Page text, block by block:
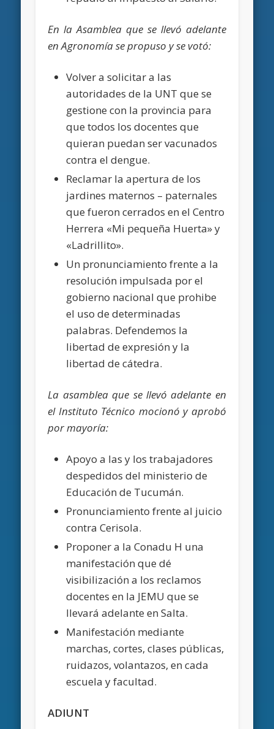
En la Asamblea que se llevó adelante
en Agronomía se propuso y se votó:
Volver a solicitar a las
autoridades de la UNT que se
gestione con la provincia para
que todos los docentes que
quieran puedan ser vacunados
contra el dengue.
Reclamar la apertura de los
jardines maternos – paternales
que fueron cerrados en el Centro
Herrera «Mi pequeña Huerta» y
«Ladrillito».
Un pronunciamiento frente a la
resolución impulsada por el
gobierno nacional que prohibe
el uso de determinadas
palabras. Defendemos la
libertad de expresión y la
libertad de cátedra.
La asamblea que se llevó adelante en
el Instituto Técnico mocionó y aprobó
por mayoría:
Apoyo a las y los trabajadores
despedidos del ministerio de
Educación de Tucumán.
Pronunciamiento frente al juicio
contra Cerisola.
Proponer a la Conadu H una
manifestación que dé
visibilización a los reclamos
docentes en la JEMU que se
llevará adelante en Salta.
Manifestación mediante
marchas, cortes, clases públicas,
ruidazos, volantazos, en cada
escuela y facultad.
ADIUNT